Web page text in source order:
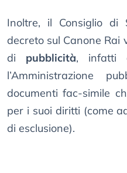
Inoltre, il Consiglio
decreto sul Canone Rai
di pubblicità, infatti
l’Amministrazione
documenti fac-simile
per i suoi diritti (come
di esclusione).